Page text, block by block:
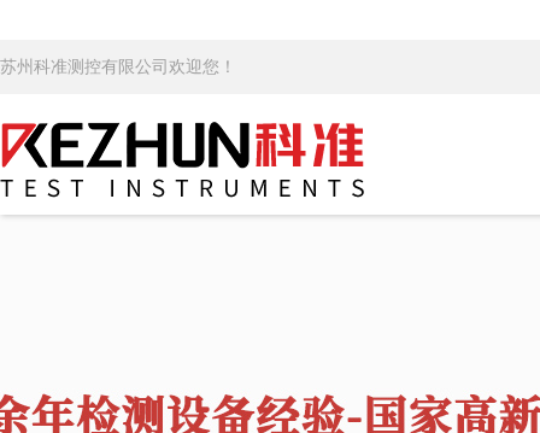
苏州科准测控有限公司欢迎您！